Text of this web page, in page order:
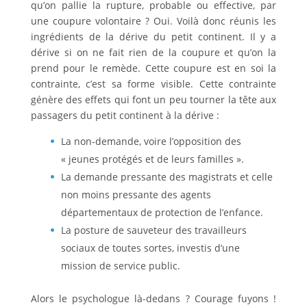
qu’on pallie la rupture, probable ou effective, par
une coupure volontaire ? Oui. Voilà donc réunis les
ingrédients de la dérive du petit continent. Il y a
dérive si on ne fait rien de la coupure et qu’on la
prend pour le remède. Cette coupure est en soi la
contrainte, c’est sa forme visible. Cette contrainte
génère des effets qui font un peu tourner la tête aux
passagers du petit continent à la dérive :
La non-demande, voire l’opposition des
« jeunes protégés et de leurs familles ».
La demande pressante des magistrats et celle
non moins pressante des agents
départementaux de protection de l’enfance.
La posture de sauveteur des travailleurs
sociaux de toutes sortes, investis d’une
mission de service public.
Alors le psychologue là-dedans ? Courage fuyons !